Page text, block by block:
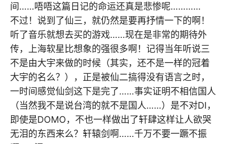
间……唔唔这篇日记的命运还真是悲惨呢…………
不过！说到了仙三，就仍然是要再抒情一下的啊！
听了音乐就想去买的游戏……现在是非常的期待外
传，上海软星比想象的强很多啊！记得当年听说三
不是由大宇来做的时候（其实，还不是一样的冠着
大宇的名么？），正是被仙二搞得没有语言之时，
一时间感觉仙剑这下是完了……事实证明不相信国人
（当然我不是说台湾的就不是国人……）是不对DI，
即使是DOMO，不也一样做出了轩肆这样让人欲哭
无泪的东西来么？轩辕剑啊……千万不要一蹶不振